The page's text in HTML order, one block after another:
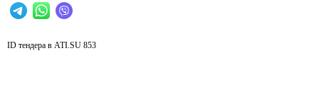
ID тендера в ATI.SU 853